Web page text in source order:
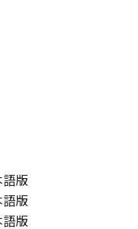
、それらの販
、「本ソフト
ら生ずるいか
の派生的また
限定されない
て、適用法で
わないものと
ノンのライセ
ノンの関連会
売店がかかる
いた場合でも
版
版
版